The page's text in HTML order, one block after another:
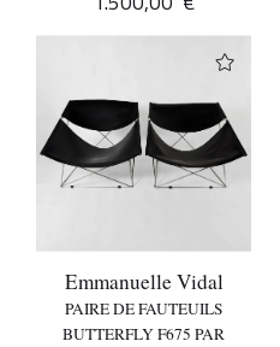
Emmanuelle Vidal
PAIRE DE FAUTEUILS
BUTTERFLY F675 PAR